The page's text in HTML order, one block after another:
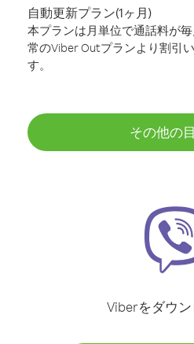
自動更新プラン(1ヶ月)
本プランは月単位で通話料が
常のViber Outプランより割引
す。
その他の
Viberをダウン